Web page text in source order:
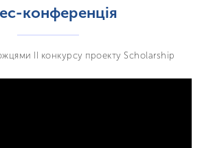
конференція
II конкурсу проекту Scholarship